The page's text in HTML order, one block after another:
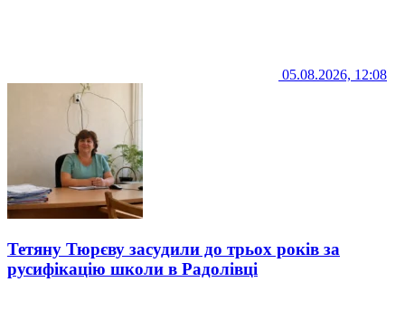
05.08.2026, 12:08
Тетяну Тюрєву засудили до трьох років за
русифікацію школи в Радолівці